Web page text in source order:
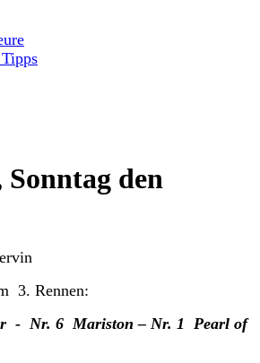
den
3. Rennen:
- Nr. 6 Mariston – Nr. 1 Pearl of